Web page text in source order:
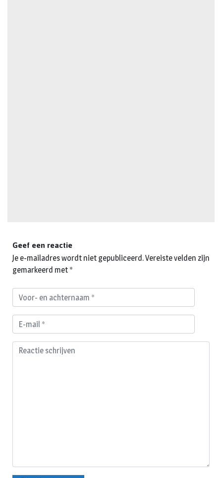
Geef een reactie
Je e-mailadres wordt niet gepubliceerd.Vereiste velden zijn
gemarkeerd met *